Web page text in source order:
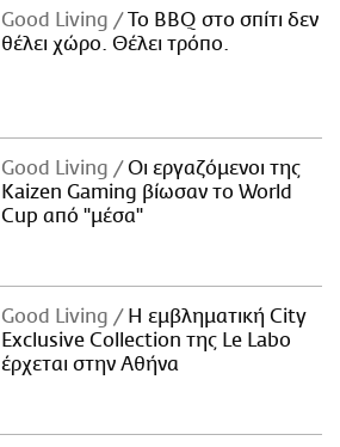
Good Living
Το BBQ στο σπίτι δεν
θέλει χώρο. Θέλει τρόπο.
Good Living
Οι εργαζόμενοι της
Kaizen Gaming βίωσαν το World
Cup από "μέσα"
Good Living
Η εμβληματική City
Exclusive Collection της Le Labo
έρχεται στην Αθήνα